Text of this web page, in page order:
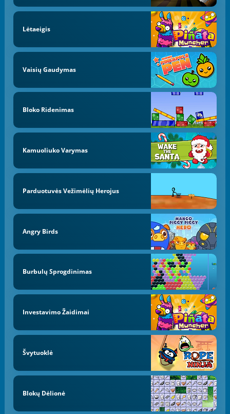
Lėtaeigis
Vaisių Gaudymas
Bloko Ridenimas
Kamuoliuko Varymas
Parduotuvės Vežimėlių Herojus
Angry Birds
Burbulų Sprogdinimas
Investavimo Žaidimai
Švytuoklė
Blokų Dėlionė